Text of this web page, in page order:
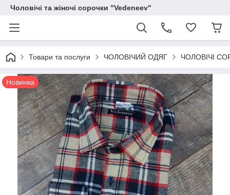
Чоловічі та жіночі сорочки "Vedeneev"
Товари та послуги ЧОЛОВІЧИЙ ОДЯГ ЧОЛОВІЧІ
Новинка